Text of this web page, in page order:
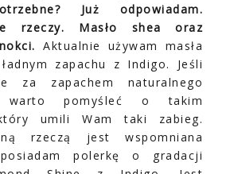
Już odpowiadam.
rzeczy.
Masło shea oraz
Aktualnie używam masła
zapachu z Indigo. Jeśli
za zapachem naturalnego
warto pomyśleć o takim
umili Wam taki zabieg.
rzeczą jest wspomniana
polerkę o gradacji